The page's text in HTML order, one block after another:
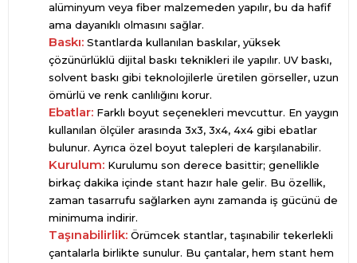
alüminyum veya fiber malzemeden yapılır, bu da hafif
ama dayanıklı olmasını sağlar.
Baskı: Stantlarda kullanılan baskılar, yüksek
çözünürlüklü dijital baskı teknikleri ile yapılır. UV baskı,
solvent baskı gibi teknolojilerle üretilen görseller, uzun
ömürlü ve renk canlılığını korur.
Ebatlar: Farklı boyut seçenekleri mevcuttur. En yaygın
kullanılan ölçüler arasında 3x3, 3x4, 4x4 gibi ebatlar
bulunur. Ayrıca özel boyut talepleri de karşılanabilir.
Kurulum: Kurulumu son derece basittir; genellikle
birkaç dakika içinde stant hazır hale gelir. Bu özellik,
zaman tasarrufu sağlarken aynı zamanda iş gücünü de
minimuma indirir.
Taşınabilirlik: Örümcek stantlar, taşınabilir tekerlekli
çantalarla birlikte sunulur. Bu çantalar, hem stant hem